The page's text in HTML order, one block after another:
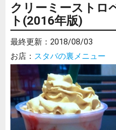
クリーミーストロ
ト(2016年版)
最終更新： 2018/08/03
お店： スタバの裏メニュー